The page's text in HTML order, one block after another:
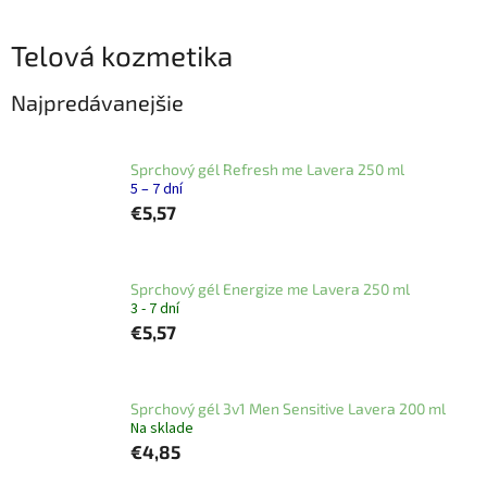
Telová kozmetika
Najpredávanejšie
Sprchový gél Refresh me Lavera 250 ml
5 – 7 dní
€5,57
Sprchový gél Energize me Lavera 250 ml
3 - 7 dní
€5,57
Sprchový gél 3v1 Men Sensitive Lavera 200 ml
Na sklade
€4,85